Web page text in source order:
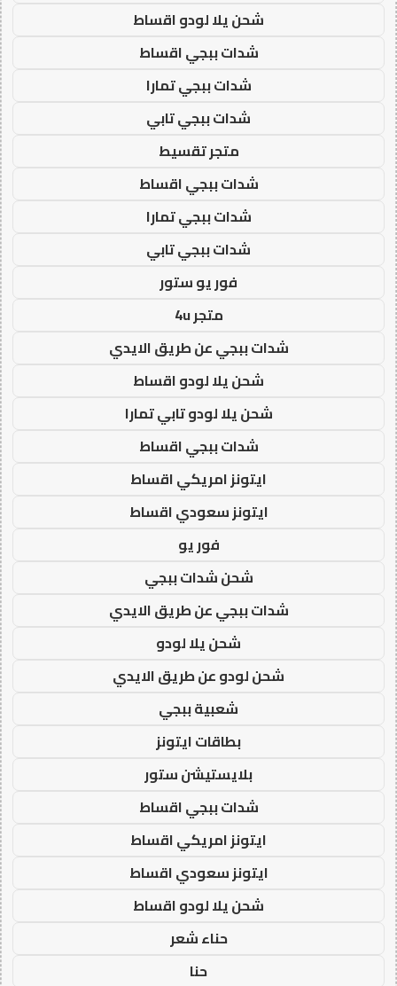
شحن يلا لودو اقساط
شدات ببجي اقساط
شدات ببجي تمارا
شدات ببجي تابي
متجر تقسيط
شدات ببجي اقساط
شدات ببجي تمارا
شدات ببجي تابي
فور يو ستور
متجر 4u
شدات ببجي عن طريق الايدي
شحن يلا لودو اقساط
شحن يلا لودو تابي تمارا
شدات ببجي اقساط
ايتونز امريكي اقساط
ايتونز سعودي اقساط
فور يو
شحن شدات ببجي
شدات ببجي عن طريق الايدي
شحن يلا لودو
شحن لودو عن طريق الايدي
شعبية ببجي
بطاقات ايتونز
بلايستيشن ستور
شدات ببجي اقساط
ايتونز امريكي اقساط
ايتونز سعودي اقساط
شحن يلا لودو اقساط
حناء شعر
حنا